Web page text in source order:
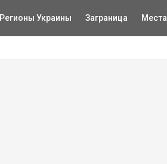
Регионы Украины Заграница Места